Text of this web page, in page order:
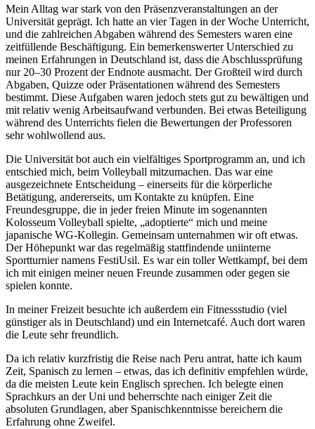
Mein Alltag war stark von den Präsenzveranstaltungen an der
Universität geprägt. Ich hatte an vier Tagen in der Woche Unterricht,
und die zahlreichen Abgaben während des Semesters waren eine
zeitfüllende Beschäftigung. Ein bemerkenswerter Unterschied zu
meinen Erfahrungen in Deutschland ist, dass die Abschlussprüfung
nur 20–30 Prozent der Endnote ausmacht. Der Großteil wird durch
Abgaben, Quizze oder Präsentationen während des Semesters
bestimmt. Diese Aufgaben waren jedoch stets gut zu bewältigen und
mit relativ wenig Arbeitsaufwand verbunden. Bei etwas Beteiligung
während des Unterrichts fielen die Bewertungen der Professoren
sehr wohlwollend aus.
Die Universität bot auch ein vielfältiges Sportprogramm an, und ich
entschied mich, beim Volleyball mitzumachen. Das war eine
ausgezeichnete Entscheidung – einerseits für die körperliche
Betätigung, andererseits, um Kontakte zu knüpfen. Eine
Freundesgruppe, die in jeder freien Minute im sogenannten
Kolosseum Volleyball spielte, „adoptierte“ mich und meine
japanische WG-Kollegin. Gemeinsam unternahmen wir oft etwas.
Der Höhepunkt war das regelmäßig stattfindende uniinterne
Sportturnier namens FestiUsil. Es war ein toller Wettkampf, bei dem
ich mit einigen meiner neuen Freunde zusammen oder gegen sie
spielen konnte.
In meiner Freizeit besuchte ich außerdem ein Fitnessstudio (viel
günstiger als in Deutschland) und ein Internetcafé. Auch dort waren
die Leute sehr freundlich.
Da ich relativ kurzfristig die Reise nach Peru antrat, hatte ich kaum
Zeit, Spanisch zu lernen – etwas, das ich definitiv empfehlen würde,
da die meisten Leute kein Englisch sprechen. Ich belegte einen
Sprachkurs an der Uni und beherrschte nach einiger Zeit die
absoluten Grundlagen, aber Spanischkenntnisse bereichern die
Erfahrung ohne Zweifel.